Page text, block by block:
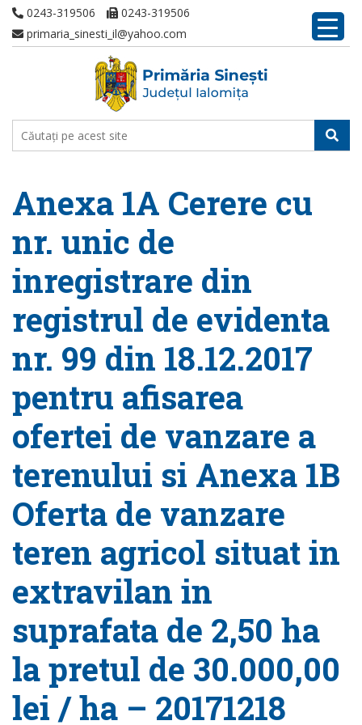
0243-319506
0243-319506
primaria_sinesti_il@yahoo.com
Anexa 1A Cerere cu
nr. unic de
inregistrare din
registrul de evidenta
nr. 99 din 18.12.2017
pentru afisarea
ofertei de vanzare a
terenului si Anexa 1B
Oferta de vanzare
teren agricol situat in
extravilan in
suprafata de 2,50 ha
la pretul de 30.000,00
lei / ha – 20171218